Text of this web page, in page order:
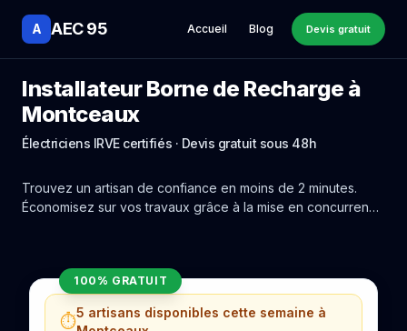
A AEC 95 Accueil Blog Devis gratuit
Installateur Borne de Recharge à
Montceaux
Électriciens IRVE certifiés · Devis gratuit sous 48h
Trouvez un artisan de confiance en moins de 2 minutes.
Économisez sur vos travaux grâce à la mise en concurrence
100% GRATUIT
⏱️5 artisans disponibles cette semaine à